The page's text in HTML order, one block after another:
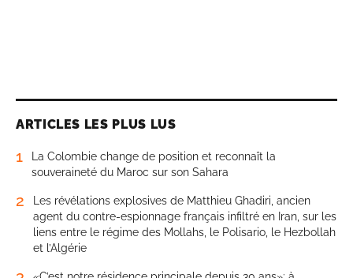
ARTICLES LES PLUS LUS
1
La Colombie change de position et reconnaît la
souveraineté du Maroc sur son Sahara
2
Les révélations explosives de Matthieu Ghadiri, ancien
agent du contre-espionnage français infiltré en Iran, sur les
liens entre le régime des Mollahs, le Polisario, le Hezbollah
et l’Algérie